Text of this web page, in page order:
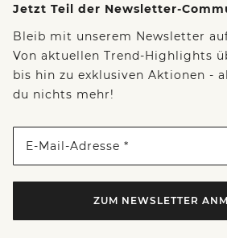
Jetzt Teil der Newsletter-
Bleib mit unserem Newsletter
Von aktuellen Trend-Highlights
bis hin zu exklusiven Aktionen -
du nichts mehr!
E-Mail-Adresse *
ZUM NEWSLETTER